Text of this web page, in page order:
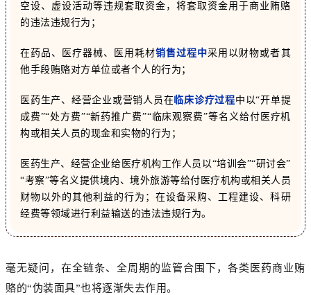
空设、虚设活动等违规套取资金，将套取资金用于商业贿赂
的违法违规行为；
在药品、医疗器械、医用耗材销售过程中采用以财物或者其
他手段贿赂对方单位或者个人的行为；
医药生产、经营企业或营销人员在 临床诊疗过程中以“开单提
成费”“处方费”“新药推广费”“临床观察费”等名义给付医疗机
构或相关人员的现金和实物的行为；
医药生产、经营企业给医疗机构工作人员以“培训会”“研讨会”
“考察”等名义提供境内、境外旅游等给付医疗机构或相关人员
财物以外的其他利益的行为； 在设备采购、工程建设、科研
经费等领域进行利益输送的违法违规行为。
毫无疑问，在全链条、全周期的监管合围下，各类医药商业贿
赂的“伪装面具”也将逐渐失去作用。